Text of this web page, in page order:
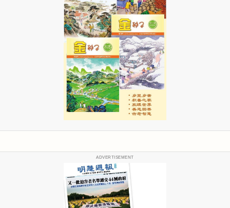
ADVERTISEMENT